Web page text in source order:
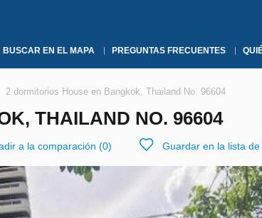
BUSCAR EN EL MAPA PREGUNTAS FRECUENTES
2 dormitorios House en Bangkok, Thailand No. 96604
THAILAND NO. 96604
a la comparación (0) Guardar en la lista